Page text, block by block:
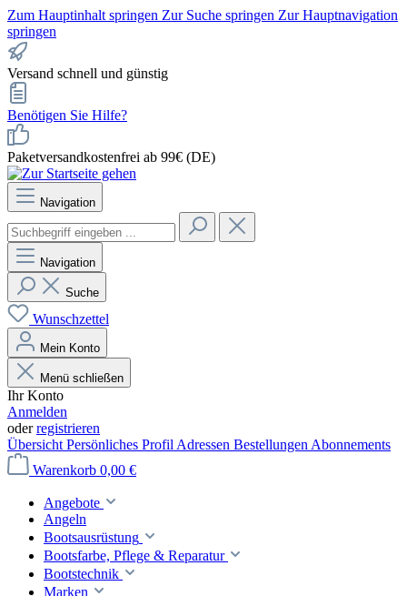
Zum Hauptinhalt springen Zur Suche springen Zur Hauptnavigation
springen
Versand schnell und günstig
Benötigen Sie Hilfe?
Paketversandkostenfrei ab 99€ (DE)
Navigation
Navigation
Suche
Wunschzettel
Mein Konto
Menü schließen
Ihr Konto
Anmelden
oderregistrieren
Übersicht Persönliches Profil Adressen Bestellungen Abonnements
Warenkorb 0,00 €
Angebote
Angeln
Bootsausrüstung
Bootsfarbe, Pflege & Reparatur
Bootstechnik
Marken